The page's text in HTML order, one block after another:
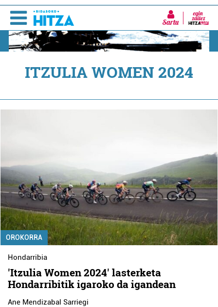
Sartu
ITZULIA WOMEN 2024
OROKORRA
Hondarribia
'Itzulia Women 2024' lasterketa
Hondarribitik igaroko da igandean
Ane Mendizabal Sarriegi